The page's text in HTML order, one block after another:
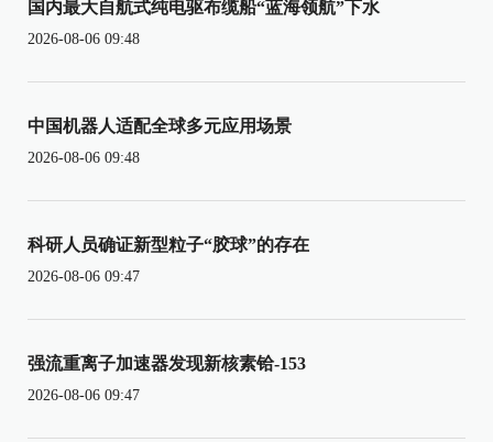
国内最大自航式纯电驱布缆船“蓝海领航”下水
2026-08-06 09:48
中国机器人适配全球多元应用场景
2026-08-06 09:48
科研人员确证新型粒子“胶球”的存在
2026-08-06 09:47
强流重离子加速器发现新核素铪-153
2026-08-06 09:47